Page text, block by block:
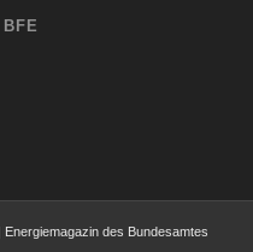
des Bundesamtes